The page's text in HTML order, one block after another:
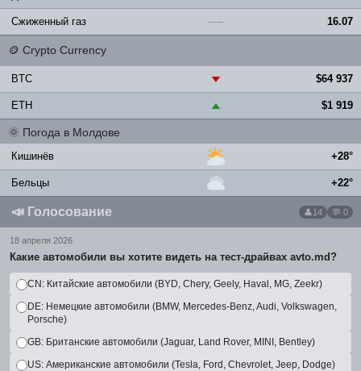
Сжиженный газ — 16.07
🪙 Crypto Currency
BTC ▼ $64 937
ETH ▲ $1 919
🌞 Погода в Молдове
Кишинёв +28°
Бельцы +22°
📣 Голосование 14 💬 0
18 апреля 2026
Какие автомобили вы хотите видеть на тест-драйвах avto.md?
CN: Китайские автомобили (BYD, Chery, Geely, Haval, MG, Zeekr)
DE: Немецкие автомобили (BMW, Mercedes-Benz, Audi, Volkswagen,
Porsche)
GB: Британские автомобили (Jaguar, Land Rover, MINI, Bentley)
US: Американские автомобили (Tesla, Ford, Chevrolet, Jeep, Dodge)